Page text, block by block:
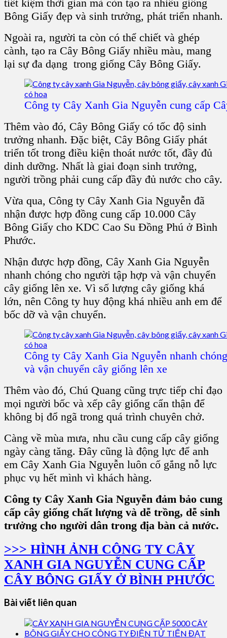
tiết kiệm thời gian mà còn tạo ra nhiều giống
Bông Giấy đẹp và sinh trưởng, phát triển nhanh.
Ngoài ra, người ta còn có thể chiết và ghép
cành, tạo ra Cây Bông Giấy nhiều màu, mang
lại sự đa dạng trong giống Cây Bông Giấy.
Công ty Cây Xanh Gia Nguyễn cung cấp
Thêm vào đó, Cây Bông Giấy có tốc độ sinh
trưởng nhanh. Đặc biệt, Cây Bông Giấy phát
triển tốt trong điều kiện thoát nước tốt, đầy đủ
dinh dưỡng. Nhất là giai đoạn sinh trưởng,
người trồng phải cung cấp đầy đủ nước cho cây.
Vừa qua, Công ty Cây Xanh Gia Nguyễn đã
nhận được hợp đồng cung cấp 10.000 Cây
Bông Giấy cho KDC Cao Su Đồng Phú ở Bình
Phước.
Nhận được hợp đồng, Cây Xanh Gia Nguyễn
nhanh chóng cho người tập hợp và vận chuyển
cây giống lên xe. Vì số lượng cây giống khá
lớn, nên Công ty huy động khá nhiều anh em để
bốc dỡ và vận chuyển.
Công ty Cây Xanh Gia Nguyễn nhanh
và vận chuyển cây giống lên xe
Thêm vào đó, Chú Quang cũng trực tiếp chỉ đạo
mọi người bốc và xếp cây giống cẩn thận để
không bị đổ ngã trong quá trình chuyên chở.
Càng về mùa mưa, nhu cầu cung cấp cây giống
ngày càng tăng. Đây cũng là động lực để anh
em Cây Xanh Gia Nguyễn luôn cố gắng nỗ lực
phục vụ hết mình vì khách hàng.
Công ty Cây Xanh Gia Nguyễn đảm bảo cung
cấp cây giống chất lượng và dễ trồng, dễ sinh
trưởng cho người dân trong địa bàn cả nước.
>>> HÌNH ẢNH CÔNG TY CÂY
XANH GIA NGUYỄN CUNG CẤP
CÂY BÔNG GIẤY Ở BÌNH PHƯỚC
Bài viết liên quan